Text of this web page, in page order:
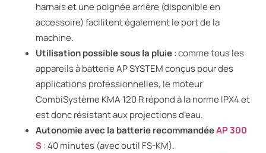
harnais et une poignée arrière (disponible en
accessoire) facilitent également le port de la
machine.
Utilisation possible sous la pluie: comme tous les
appareils à batterie AP SYSTEM conçus pour des
applications professionnelles, le moteur
CombiSystème KMA 120 R répond à la norme IPX4 et
est donc résistant aux projections d’eau.
Autonomie avec la batterie recommandéeAP 300
S: 40 minutes (avec outil FS-KM).